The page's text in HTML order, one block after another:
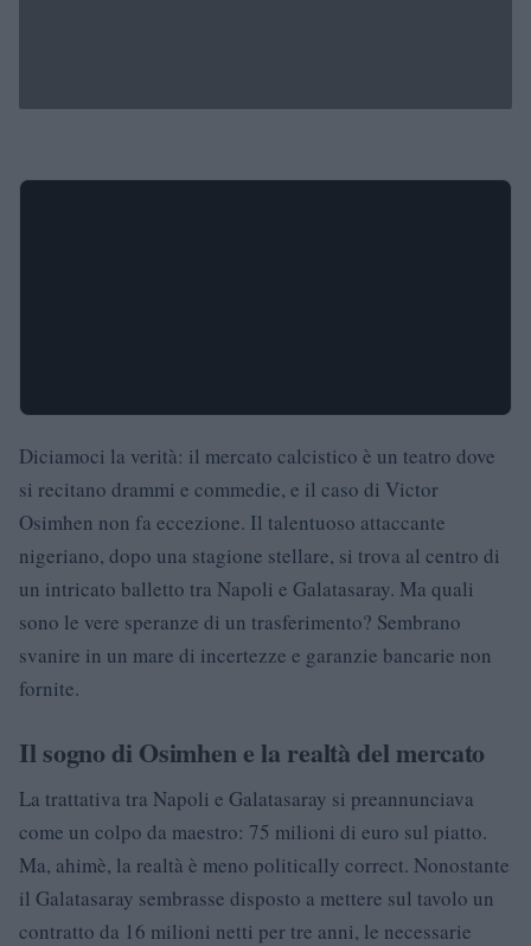
Diciamoci la verità: il mercato calcistico è un teatro dove
si recitano drammi e commedie, e il caso di Victor
Osimhen non fa eccezione. Il talentuoso attaccante
nigeriano, dopo una stagione stellare, si trova al centro di
un intricato balletto tra Napoli e Galatasaray. Ma quali
sono le vere speranze di un trasferimento? Sembrano
svanire in un mare di incertezze e garanzie bancarie non
fornite.
Il sogno di Osimhen e la realtà del mercato
La trattativa tra Napoli e Galatasaray si preannunciava
come un colpo da maestro: 75 milioni di euro sul piatto.
Ma, ahimè, la realtà è meno politically correct. Nonostante
il Galatasaray sembrasse disposto a mettere sul tavolo un
contratto da 16 milioni netti per tre anni, le necessarie